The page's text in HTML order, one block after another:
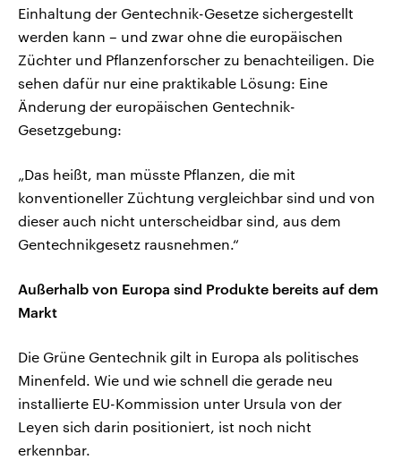
Einhaltung der Gentechnik-Gesetze sichergestellt
werden kann – und zwar ohne die europäischen
Züchter und Pflanzenforscher zu benachteiligen. Die
sehen dafür nur eine praktikable Lösung: Eine
Änderung der europäischen Gentechnik-
Gesetzgebung:
„Das heißt, man müsste Pflanzen, die mit
konventioneller Züchtung vergleichbar sind und von
dieser auch nicht unterscheidbar sind, aus dem
Gentechnikgesetz rausnehmen.“
Außerhalb von Europa sind Produkte bereits auf dem
Markt
Die Grüne Gentechnik gilt in Europa als politisches
Minenfeld. Wie und wie schnell die gerade neu
installierte EU-Kommission unter Ursula von der
Leyen sich darin positioniert, ist noch nicht
erkennbar.